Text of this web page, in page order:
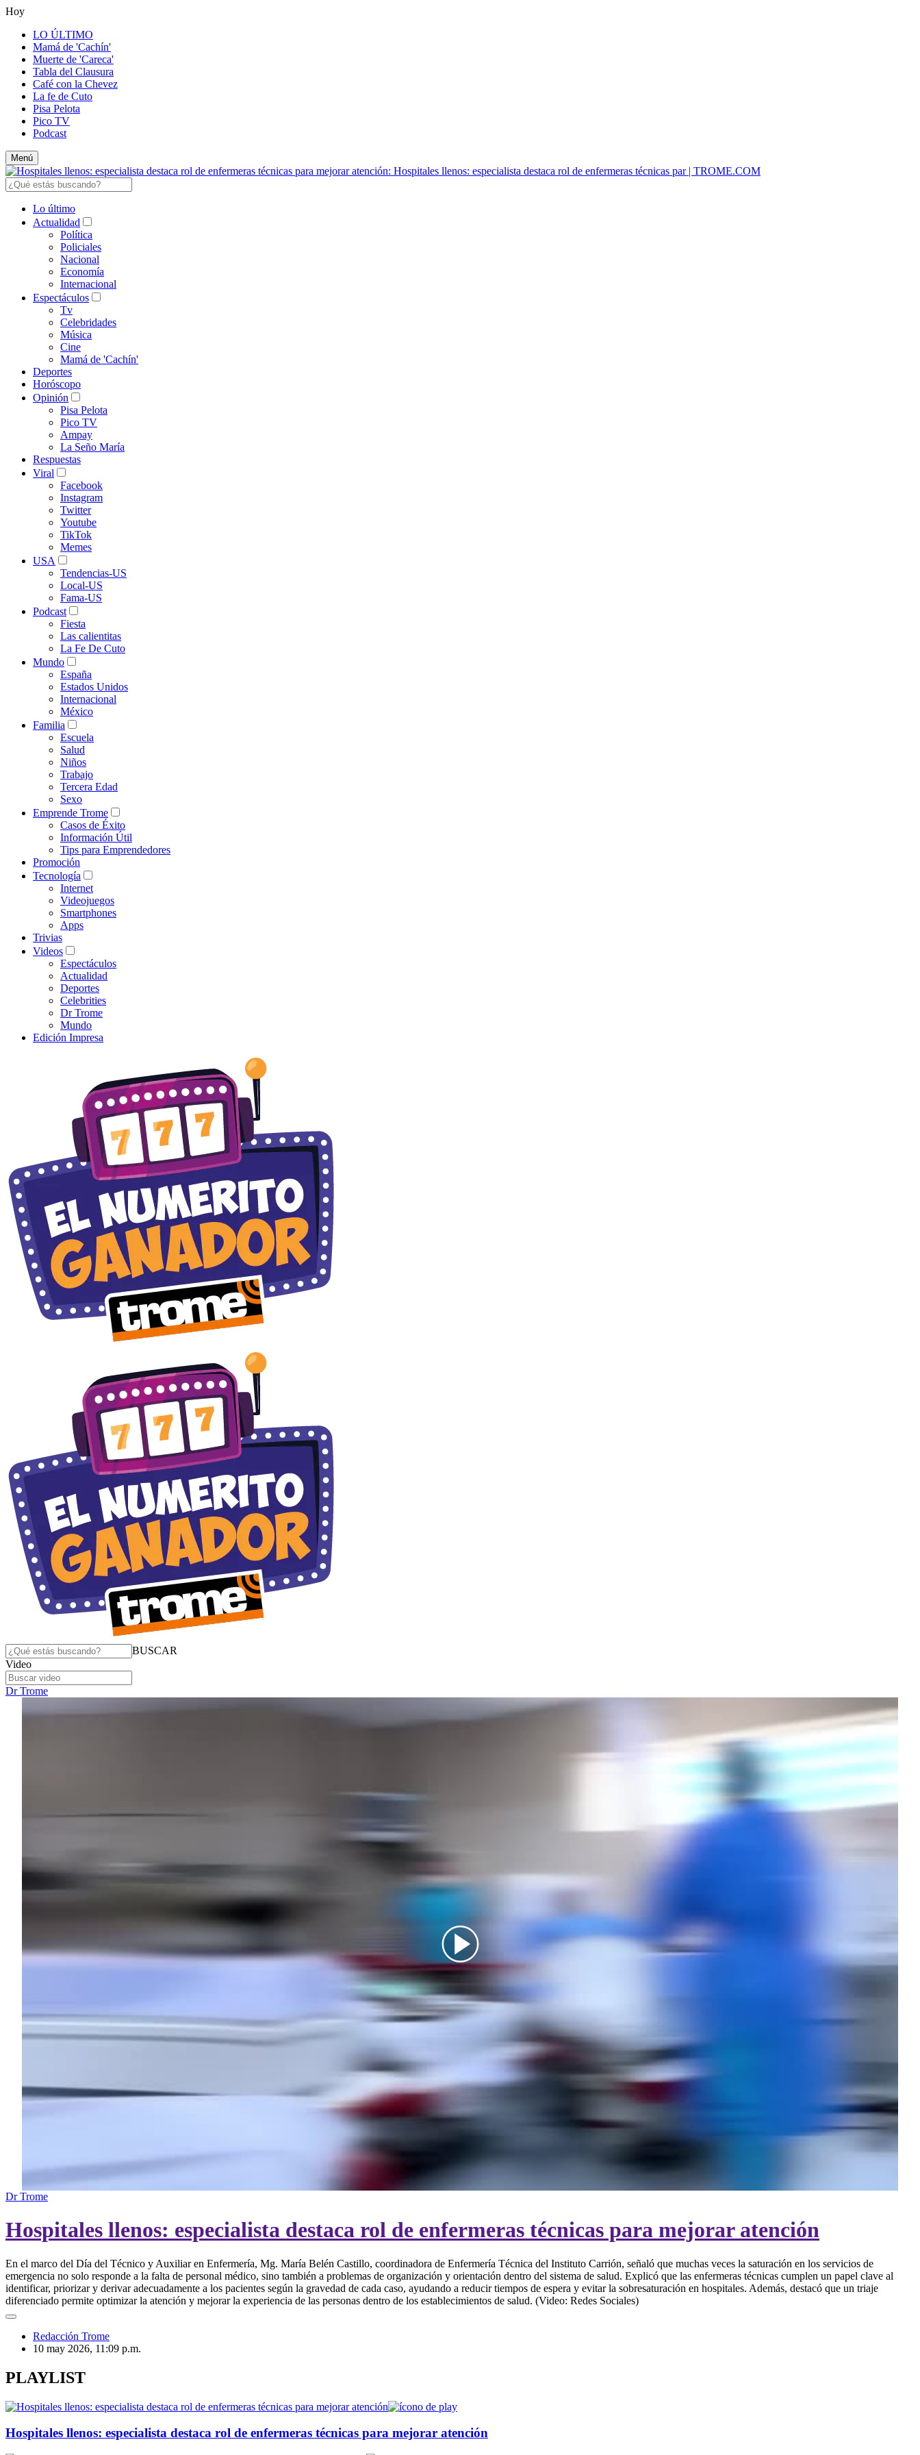
Hoy
LO ÚLTIMO
Mamá de 'Cachín'
Muerte de 'Careca'
Tabla del Clausura
Café con la Chevez
La fe de Cuto
Pisa Pelota
Pico TV
Podcast
Menú
Lo último
Actualidad
Política
Policiales
Nacional
Economía
Internacional
Espectáculos
Tv
Celebridades
Música
Cine
Mamá de 'Cachín'
Deportes
Horóscopo
Opinión
Pisa Pelota
Pico TV
Ampay
La Seño María
Respuestas
Viral
Facebook
Instagram
Twitter
Youtube
TikTok
Memes
USA
Tendencias-US
Local-US
Fama-US
Podcast
Fiesta
Las calientitas
La Fe De Cuto
Mundo
España
Estados Unidos
Internacional
México
Familia
Escuela
Salud
Niños
Trabajo
Tercera Edad
Sexo
Emprende Trome
Casos de Éxito
Información Útil
Tips para Emprendedores
Promoción
Tecnología
Internet
Videojuegos
Smartphones
Apps
Trivias
Videos
Espectáculos
Actualidad
Deportes
Celebrities
Dr Trome
Mundo
Edición Impresa
BUSCAR
Video
Dr Trome
00:00/01:23
Dr Trome
Hospitales llenos: especialista destaca rol de enfermeras técnicas para mejorar atención
En el marco del Día del Técnico y Auxiliar en Enfermería, Mg. María Belén Castillo, coordinadora de Enfermería Técnica del Instituto Carrión, señaló que muchas veces la saturación en los servicios de
emergencia no solo responde a la falta de personal médico, sino también a problemas de organización y orientación dentro del sistema de salud. Explicó que las enfermeras técnicas cumplen un papel clave al
identificar, priorizar y derivar adecuadamente a los pacientes según la gravedad de cada caso, ayudando a reducir tiempos de espera y evitar la sobresaturación en hospitales. Además, destacó que un triaje
diferenciado permite optimizar la atención y mejorar la experiencia de las personas dentro de los establecimientos de salud. (Video: Redes Sociales)
Redacción Trome
10 may 2026, 11:09 p.m.
PLAYLIST
Hospitales llenos: especialista destaca rol de enfermeras técnicas para mejorar atención